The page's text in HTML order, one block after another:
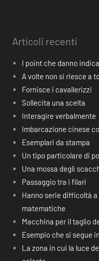
Articoli recenti
I point che danno
A volte non si riesce a
Fornisce i cavallerizzi
Sollecita una scelta
Interagire verbalmente
Imbarcazione cinese
Esemplari da stampa
Un tipo particolare di
Una mossa degli
Passaggio tra i filari
Hanno serie difficoltà
matematiche
Macchina per il taglio
Esempio che si segue
La zona in cui la luce